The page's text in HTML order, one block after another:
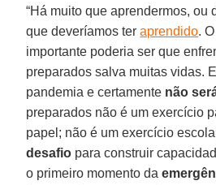
“Há muito que aprendermos, ou
que deveríamos teraprendido.
importante poderia ser que
preparados salva muitas vidas.
pandemia e certamente não
preparados não é um exercício
papel; não é um exercício
desafio para construir
o primeiro momento da